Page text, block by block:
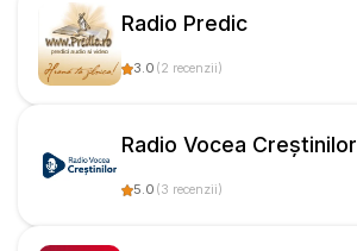
Radio Predic
3.0 (2 recenzii)
Radio Vocea Creștinilor
5.0 (3 recenzii)